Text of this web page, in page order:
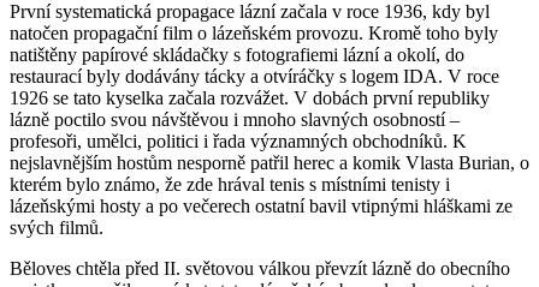
První systematická propagace lázní začala v roce 1936, kdy byl
natočen propagační film o lázeňském provozu. Kromě toho byly
natištěny papírové skládačky s fotografiemi lázní a okolí, do
restaurací byly dodávány tácky a otvíráčky s logem IDA. V roce
1926 se tato kyselka začala rozvážet. V dobách první republiky
lázně poctilo svou návštěvou i mnoho slavných osobností –
profesoři, umělci, politici i řada významných obchodníků. K
nejslavnějším hostům nesporně patřil herec a komik Vlasta Burian, o
kterém bylo známo, že zde hrával tenis s místními tenisty i
lázeňskými hosty a po večerech ostatní bavil vtipnými hláškami ze
svých filmů.
Běloves chtěla před II. světovou válkou převzít lázně do obecního